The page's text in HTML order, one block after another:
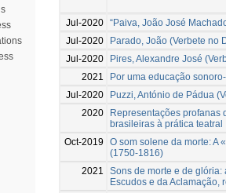
Jul-2020 “Paiva, João José
Jul-2020
Parado, João (Verbete no
Jul-2020
Pires, Alexandre José
2021
Por uma educação
Jul-2020
Puzzi, António de Pádua
2020
Representações profanas
brasileiras à prática teatral
Oct-2019
O som solene da morte: A
(1750-1816)
2021
Sons de morte e de
Escudos e da Aclamação,